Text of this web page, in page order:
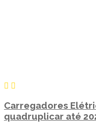
Carregadores
quadruplicar até